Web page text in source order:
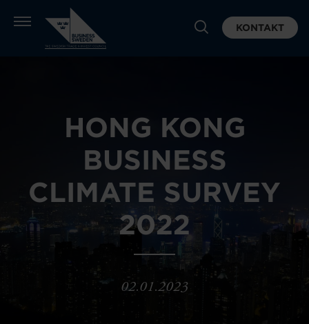
KONTAKT
HONG KONG
BUSINESS
CLIMATE SURVEY
2022
02.01.2023